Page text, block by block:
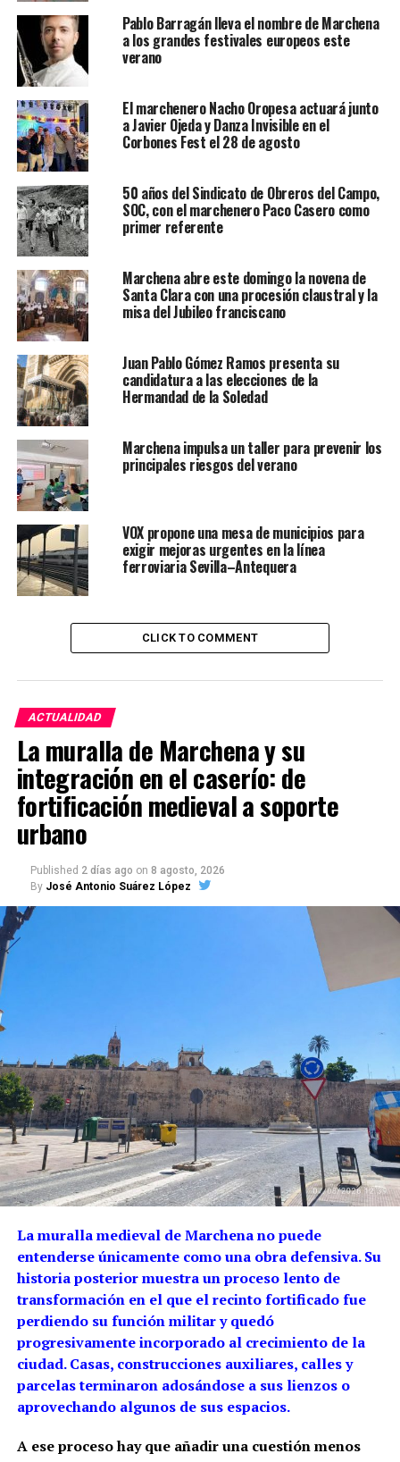
Pablo Barragán lleva el nombre de Marchena
a los grandes festivales europeos este
verano
El marchenero Nacho Oropesa actuará junto
a Javier Ojeda y Danza Invisible en el
Corbones Fest el 28 de agosto
50 años del Sindicato de Obreros del Campo,
SOC, con el marchenero Paco Casero como
primer referente
Marchena abre este domingo la novena de
Santa Clara con una procesión claustral y la
misa del Jubileo franciscano
Juan Pablo Gómez Ramos presenta su
candidatura a las elecciones de la
Hermandad de la Soledad
Marchena impulsa un taller para prevenir los
principales riesgos del verano
VOX propone una mesa de municipios para
exigir mejoras urgentes en la línea
ferroviaria Sevilla–Antequera
CLICK TO COMMENT
ACTUALIDAD
La muralla de Marchena y su
integración en el caserío: de
fortificación medieval a soporte
urbano
Published 2 días ago on 8 agosto, 2026
By José Antonio Suárez López
La muralla medieval de Marchena no puede
entenderse únicamente como una obra defensiva. Su
historia posterior muestra un proceso lento de
transformación en el que el recinto fortificado fue
perdiendo su función militar y quedó
progresivamente incorporado al crecimiento de la
ciudad. Casas, construcciones auxiliares, calles y
parcelas terminaron adosándose a sus lienzos o
aprovechando algunos de sus espacios.
A ese proceso hay que añadir una cuestión menos